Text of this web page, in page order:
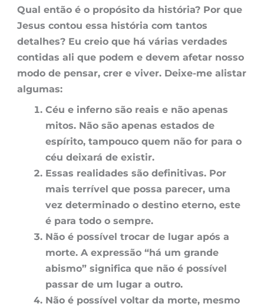
Qual então é o propósito da história? Por que
Jesus contou essa história com tantos
detalhes? Eu creio que há várias verdades
contidas ali que podem e devem afetar nosso
modo de pensar, crer e viver. Deixe-me alistar
algumas:
Céu e inferno são reais e não apenas
mitos. Não são apenas estados de
espírito, tampouco quem não for para o
céu deixará de existir.
Essas realidades são definitivas. Por
mais terrível que possa parecer, uma
vez determinado o destino eterno, este
é para todo o sempre.
Não é possível trocar de lugar após a
morte. A expressão “há um grande
abismo” significa que não é possível
passar de um lugar a outro.
Não é possível voltar da morte, mesmo